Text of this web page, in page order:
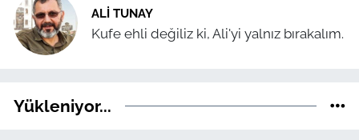
ALI TUNAY
Kufe ehli değiliz ki, Ali'yi yalnız bırakalım.
Yükleniyor...